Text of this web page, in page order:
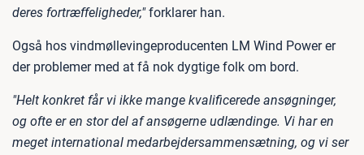
deres fortræffeligheder,"forklarer han.
Også hos vindmøllevingeproducenten LM Wind Power er
der problemer med at få nok dygtige folk om bord.
"Helt konkret får vi ikke mange kvalificerede ansøgninger,
og ofte er en stor del af ansøgerne udlændinge. Vi har en
meget international medarbejdersammensætning, og vi ser